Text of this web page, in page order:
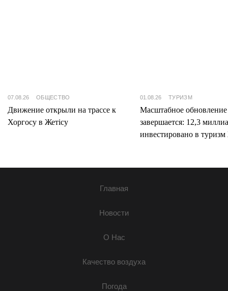
07.08.26 ОБЩЕСТВО
Движение открыли на трассе к
Хоргосу в Жетісу
01.08.26 ТУРИЗМ
Масштабное
завершается: 12,3
инвестировано в туризм
Главная
Новости
О Нас
Качество воздуха
Погода